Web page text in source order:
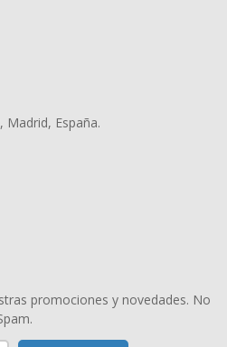
Madrid, España.
promociones y novedades. No